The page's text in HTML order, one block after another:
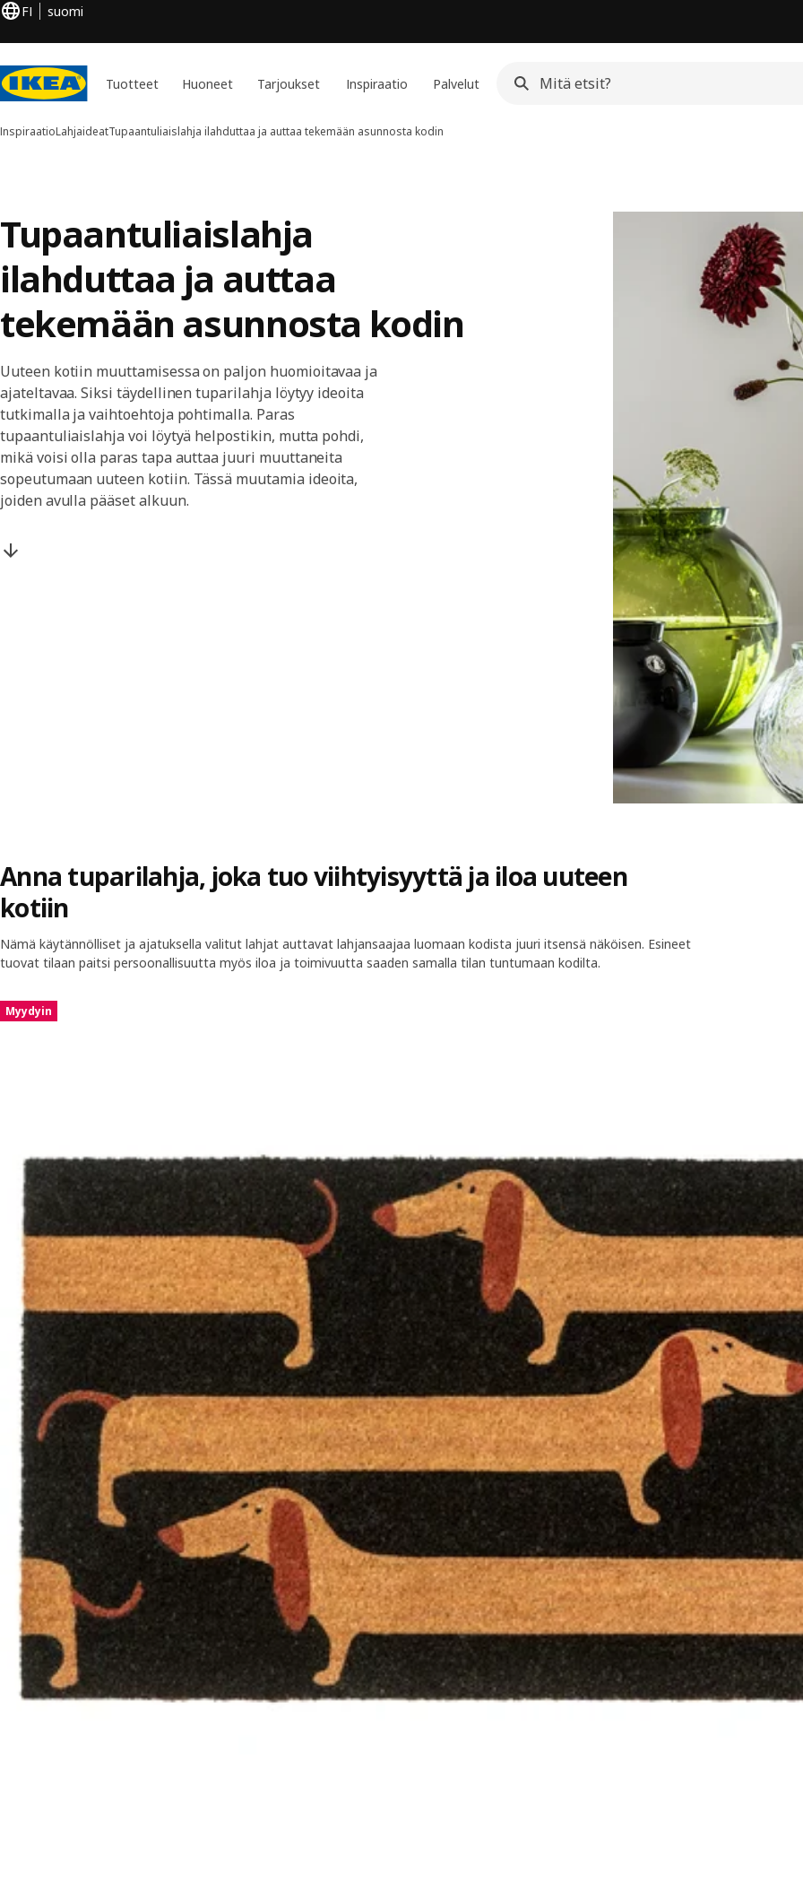
FI suomi
Tuotteet Huoneet Tarjoukset Inspiraatio Palvelut
InspiraatioLahjaideatTupaantuliaislahja ilahduttaa ja auttaa tekemään asunnosta kodin
Tupaantuliaislahja
ilahduttaa ja auttaa
tekemään asunnosta kodin
Uuteen kotiin muuttamisessa on paljon huomioitavaa ja
ajateltavaa. Siksi täydellinen tuparilahja löytyy ideoita
tutkimalla ja vaihtoehtoja pohtimalla. Paras
tupaantuliaislahja voi löytyä helpostikin, mutta pohdi,
mikä voisi olla paras tapa auttaa juuri muuttaneita
sopeutumaan uuteen kotiin. Tässä muutamia ideoita,
joiden avulla pääset alkuun.
Anna tuparilahja, joka tuo viihtyisyyttä ja iloa uuteen
kotiin
Nämä käytännölliset ja ajatuksella valitut lahjat auttavat lahjansaajaa luomaan kodista juuri itsensä näköisen. Esineet
tuovat tilaan paitsi persoonallisuutta myös iloa ja toimivuutta saaden samalla tilan tuntumaan kodilta.
Ohita listaus
Myydyin